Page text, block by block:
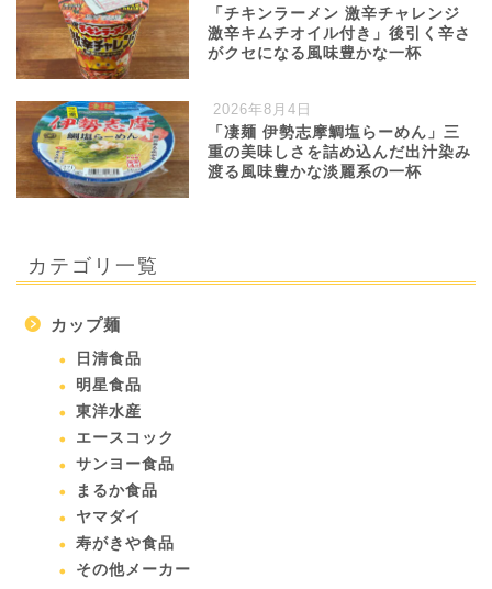
「チキンラーメン 激辛チャレンジ
激辛キムチオイル付き」後引く辛さ
がクセになる風味豊かな一杯
2026年8月4日
「凄麺 伊勢志摩鯛塩らーめん」三
重の美味しさを詰め込んだ出汁染み
渡る風味豊かな淡麗系の一杯
カテゴリ一覧
カップ麺
日清食品
明星食品
東洋水産
エースコック
サンヨー食品
まるか食品
ヤマダイ
寿がきや食品
その他メーカー